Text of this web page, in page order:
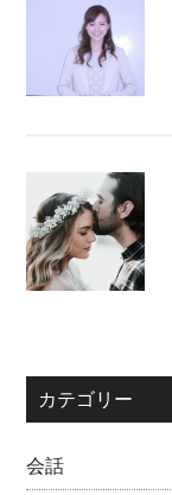
カテゴリー
会話